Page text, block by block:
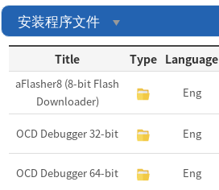
安装程序文件
Title Type Language
aFlasher8 (8-bit Flash
Downloader)
Eng
OCD Debugger 32-bit Eng
OCD Debugger 64-bit Eng